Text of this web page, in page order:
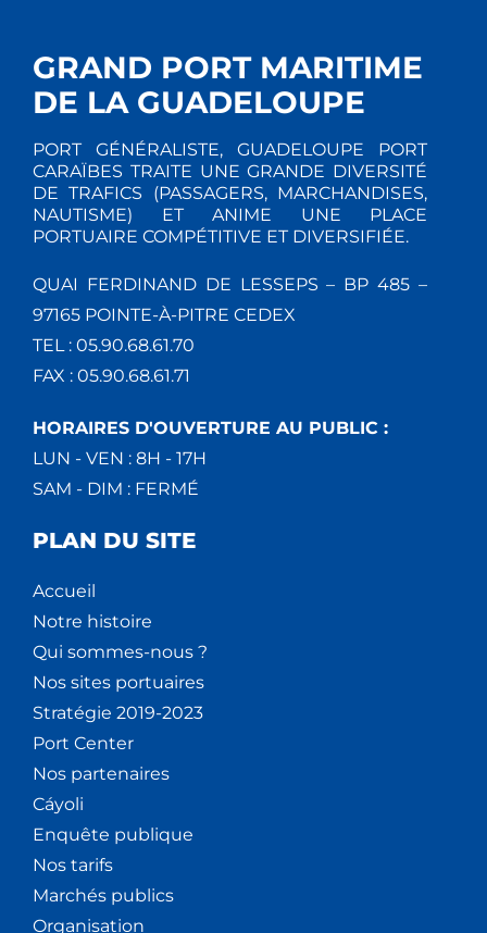
GRAND PORT MARITIME
DE LA GUADELOUPE
PORT GÉNÉRALISTE, GUADELOUPE PORT
CARAÏBES TRAITE UNE GRANDE DIVERSITÉ
DE TRAFICS (PASSAGERS, MARCHANDISES,
NAUTISME) ET ANIME UNE PLACE
PORTUAIRE COMPÉTITIVE ET DIVERSIFIÉE.
QUAI FERDINAND DE LESSEPS – BP 485 –
97165 POINTE-À-PITRE CEDEX
TEL : 05.90.68.61.70
FAX : 05.90.68.61.71
HORAIRES D'OUVERTURE AU PUBLIC :
LUN - VEN : 8H - 17H
SAM - DIM : FERMÉ
PLAN DU SITE
Accueil
Notre histoire
Qui sommes-nous ?
Nos sites portuaires
Stratégie 2019-2023
Port Center
Nos partenaires
Cáyoli
Enquête publique
Nos tarifs
Marchés publics
Organisation